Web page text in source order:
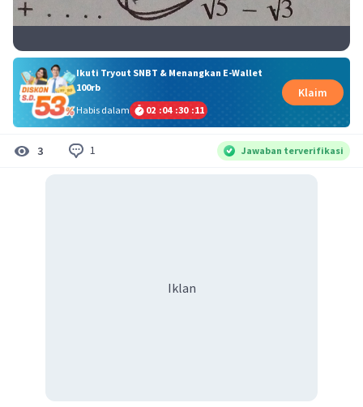
Ikuti Tryout SNBT & Menangkan E-Wallet
100rb
Habis dalam
02 :04 :30 :10
Klaim
3 1 Jawaban terverifikasi
Iklan